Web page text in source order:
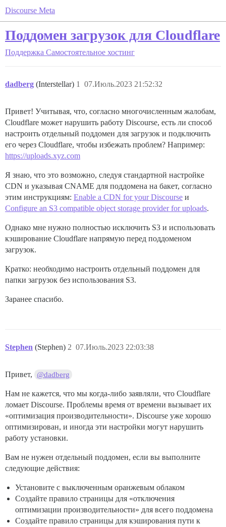
Discourse Meta
Поддомен загрузок для Cloudflare
Поддержка Самостоятельное хостинг
dadberg (Interstellar) 07.Июль.2023 21:52:32
1
Привет! Учитывая, что, согласно многочисленным жалобам,
Cloudflare может нарушить работу Discourse, есть ли способ
настроить отдельный поддомен для загрузок и подключить
его через Cloudflare, чтобы избежать проблем? Например:
https://uploads.xyz.com
Я знаю, что это возможно, следуя стандартной настройке
CDN и указывая CNAME для поддомена на бакет, согласно
этим инструкциям: Enable a CDN for your Discourse и
Configure an S3 compatible object storage provider for uploads.
Однако мне нужно полностью исключить S3 и использовать
кэширование Cloudflare напрямую перед поддоменом
загрузок.
Кратко: необходимо настроить отдельный поддомен для
папки загрузок без использования S3.
Заранее спасибо.
Stephen (Stephen) 07.Июль.2023 22:03:38
2
Привет, @dadberg
Нам не кажется, что мы когда-либо заявляли, что Cloudflare
ломает Discourse. Проблемы время от времени вызывает их
«оптимизация производительности». Discourse уже хорошо
оптимизирован, и иногда эти настройки могут нарушить
работу установки.
Вам не нужен отдельный поддомен, если вы выполните
следующие действия:
Установите с выключенным оранжевым облаком
Создайте правило страницы для «отключения
оптимизации производительности» для всего поддомена
Создайте правило страницы для кэширования пути к